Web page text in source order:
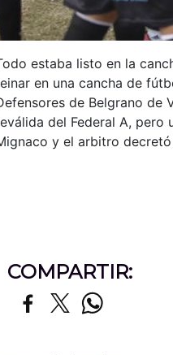
estaba listo en la
en una cancha de
de Belgrano de
del Federal A, pero
y el arbitro
COMPARTIR: